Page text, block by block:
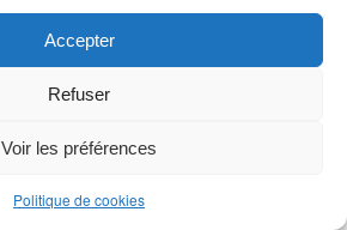
Accepter
Refuser
Voir les préférences
Politique de cookies